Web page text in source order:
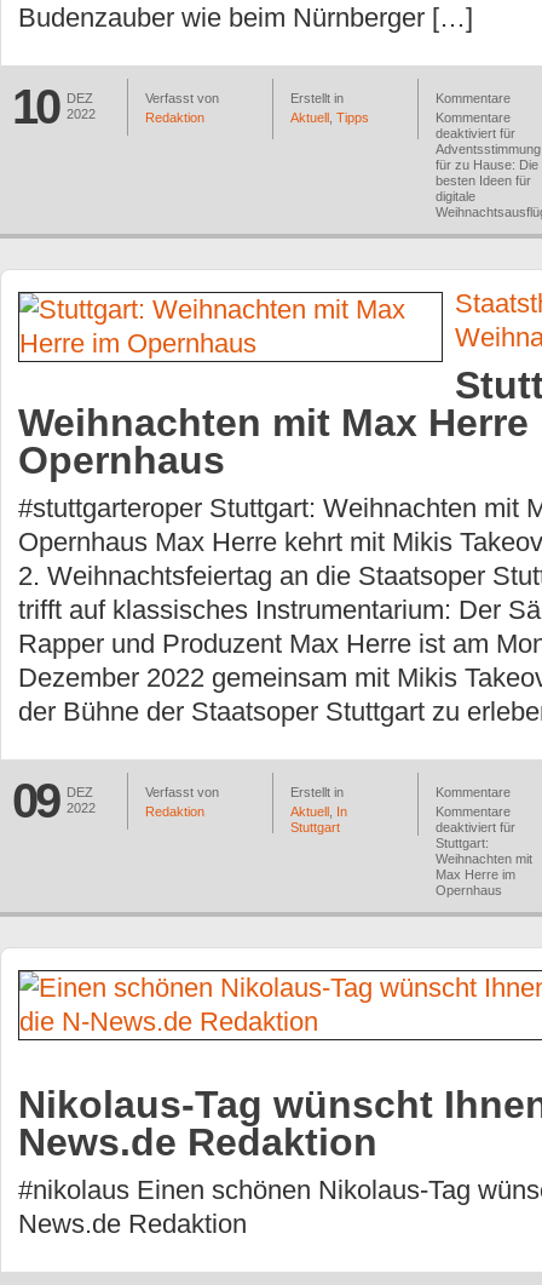
Budenzauber wie beim Nürnberger […]
10
DEZ
2022
Verfasst von
Redaktion
Erstellt in
Aktuell Tipps
Kommentare
Kommentare
deaktiviert für
Adventsstimmung
für zu Hause: Die
besten Ideen für
digitale
Weihnachten mit Max Herre
Opernhaus
#stuttgarteroper Stuttgart: Weihnachten mit
Opernhaus Max Herre kehrt mit Mikis
2. Weihnachtsfeiertag an die Staatsoper
trifft auf klassisches Instrumentarium: Der
Rapper und Produzent Max Herre ist am
Dezember 2022 gemeinsam mit Mikis
der Bühne der Staatsoper Stuttgart zu
09
DEZ
2022
Verfasst von
Redaktion
Erstellt in
Aktuell In
Stuttgart
Kommentare
Kommentare
deaktiviert für
Stuttgart:
Weihnachten mit
Max Herre im
Opernhaus
Nikolaus-Tag wünscht
News.de Redaktion
#nikolaus Einen schönen Nikolaus-Tag
News.de Redaktion